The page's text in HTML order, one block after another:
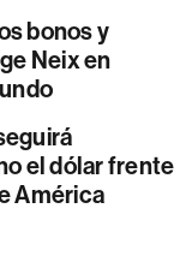
bonos y
Neix en
el dólar frente
América